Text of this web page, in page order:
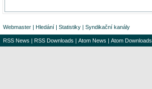
Webmaster | Hledání | Statistiky | Syndikační kanály
RSS News | RSS Downloads | Atom News | Atom Downloads